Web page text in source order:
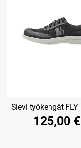
Sievi työkengät FLY
125,00 €